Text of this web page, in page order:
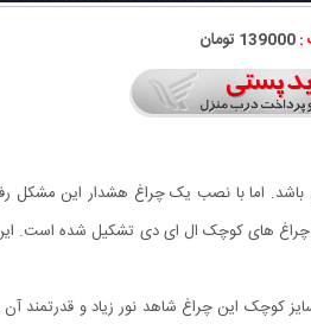
:139000 تومان
اما با نصب یک چراغ هشدار این مشکل
شده و از چراغ های کوچک ال ای دی تشکیل شده
این چراغ شاهد نور زیاد و قدرتمند آن